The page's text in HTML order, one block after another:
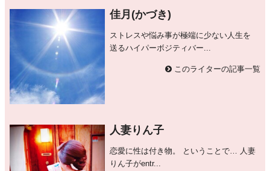
佳月(かづき)
ストレスや悩み事が極端に少ない人生を
送るハイパーボジティバー...
このライターの記事一覧
人妻りん子
恋愛に性は付き物。 ということで… 人妻
りん子がentr...